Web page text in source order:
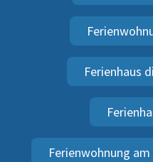
Ferienhaus
Ferienwohnung